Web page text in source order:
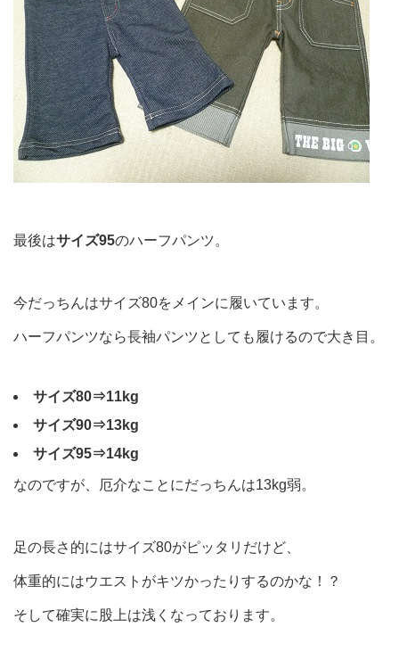
最後はサイズ95のハーフパンツ。
今だっちんはサイズ80をメインに履いています。
ハーフパンツなら長袖パンツとしても履けるので大き目。
サイズ80⇒11kg
サイズ90⇒13kg
サイズ95⇒14kg
なのですが、厄介なことにだっちんは13kg弱。
足の長さ的にはサイズ80がピッタリだけど、
体重的にはウエストがキツかったりするのかな！？
そして確実に股上は浅くなっております。